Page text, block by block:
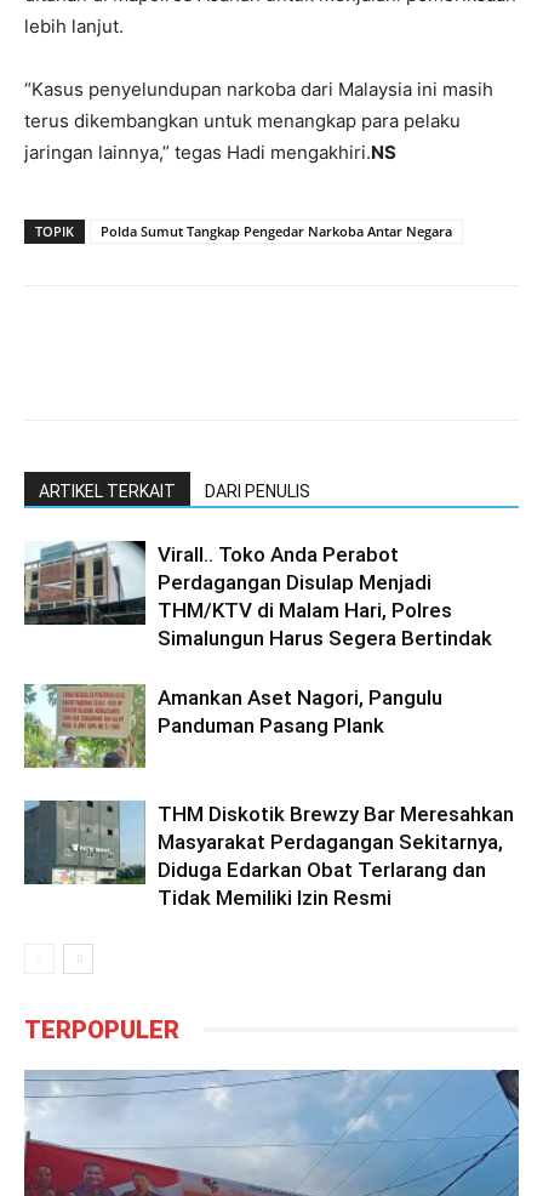
lebih lanjut.
“Kasus penyelundupan narkoba dari Malaysia ini masih
terus dikembangkan untuk menangkap para pelaku
jaringan lainnya,” tegas Hadi mengakhiri.NS
TOPIK Polda Sumut Tangkap Pengedar Narkoba Antar Negara
ARTIKEL TERKAIT DARI PENULIS
Virall.. Toko Anda Perabot
Perdagangan Disulap Menjadi
THM/KTV di Malam Hari, Polres
Simalungun Harus Segera Bertindak
Amankan Aset Nagori, Pangulu
Panduman Pasang Plank
THM Diskotik Brewzy Bar Meresahkan
Masyarakat Perdagangan Sekitarnya,
Diduga Edarkan Obat Terlarang dan
Tidak Memiliki Izin Resmi
TERPOPULER